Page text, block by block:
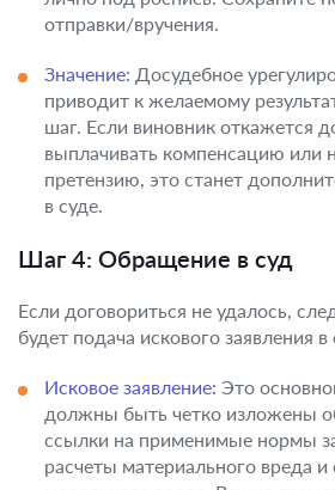
отправки/вручения.
Значение: Досудебное
приводит к желаемому
шаг. Если виновник откажется
выплачивать компенсацию или
претензию, это станет
в суде.
Шаг 4: Обращение в суд
Если договориться не удалось,
будет подача искового заявления в
Исковое заявление: Это
должны быть четко изложены
ссылки на применимые нормы
расчеты материального вреда